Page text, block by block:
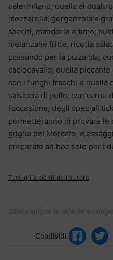
palermitano; quella ai
mozzarella, gorgonzola e
secchi, mandorle e timo;
melanzane fritte, ricotta
passando per la pizzaiola,
caciocavallo; quella
con i funghi freschi e quella
salsiccia di pollo, con carne
l’occasione, degli speciali
permetteranno di provare
griglie del Mercato, e
preparate ad hoc solo per i
Tutti gli articoli dell'autore
Questo articolo fa parte delle
Condividi